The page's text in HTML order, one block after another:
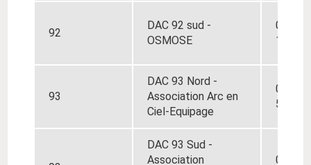
92
DAC 92 sud -
OSMOSE
01 46
14
93
DAC 93 Nord -
Association Arc en
Ciel-Equipage
01 49
55
DAC 93 Sud -
Association
01 84